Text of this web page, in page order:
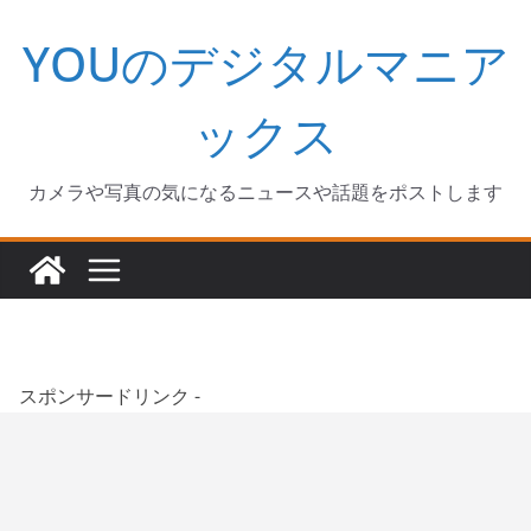
キ
YOUのデジタルマニア
ックス
カメラや写真の気になるニュースや話題をポストします
スポンサードリンク -